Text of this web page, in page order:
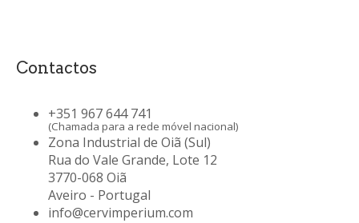
Contactos
+351 967 644 741
(Chamada para a rede móvel nacional)
Zona Industrial de Oiã (Sul)
Rua do Vale Grande, Lote 12
3770-068 Oiã
Aveiro - Portugal
info@cervimperium.com